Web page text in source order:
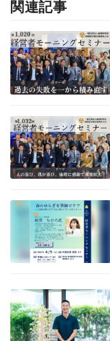
関連記事